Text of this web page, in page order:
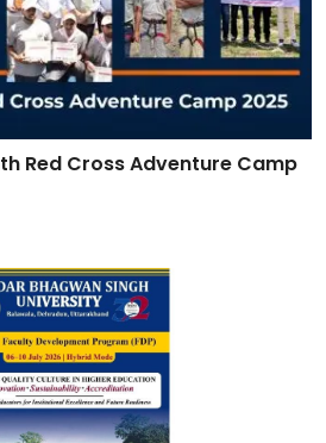
Red Cross Adventure Camp